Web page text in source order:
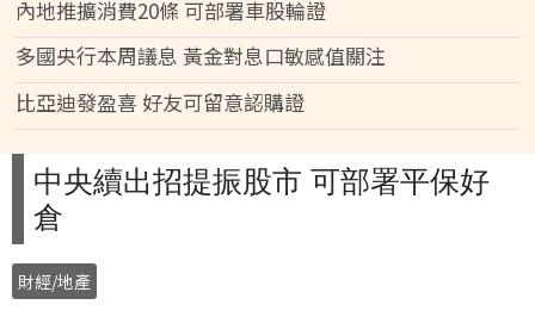
內地推擴消費20條 可部署車股輪證
多國央行本周議息 黃金對息口敏感值關注
比亞迪發盈喜 好友可留意認購證
中央續出招提振股市 可部署平保好
倉
財經/地產